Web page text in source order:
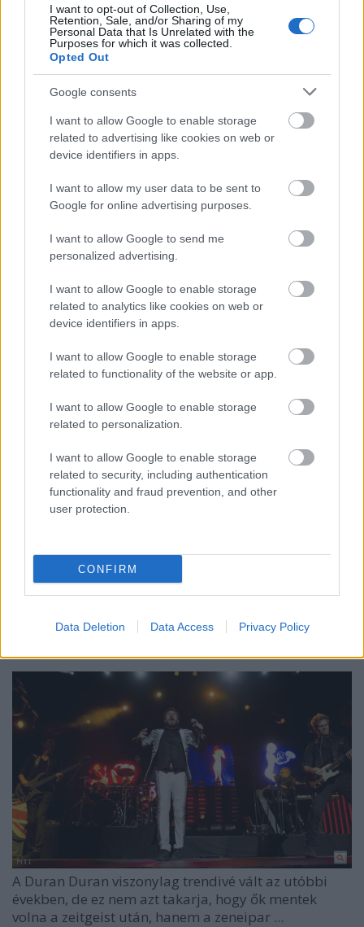
I want to opt-out of Collection, Use,
Retention, Sale, and/or Sharing of my
Personal Data that Is Unrelated with the
Purposes for which it was collected.
Opted Out
Google consents
I want to allow Google to enable storage
related to advertising like cookies on web or
device identifiers in apps.
I want to allow my user data to be sent to
Google for online advertising purposes.
I want to allow Google to send me
personalized advertising.
I want to allow Google to enable storage
related to analytics like cookies on web or
device identifiers in apps.
I want to allow Google to enable storage
related to functionality of the website or app.
I want to allow Google to enable storage
related to personalization.
I want to allow Google to enable storage
related to security, including authentication
functionality and fraud prevention, and other
user protection.
CONFIRM
Data Deletion Data Access Privacy Policy
Lesz új Tomahawk-album
Lángoló Gitárok
2000-ben alakult az eklektikus rockban utazó
Tomahawksupergroup, amelynek olyan tagjai
Így kell megöregedni - Duran Duran-
2012. június 29.
A Duran Duran viszonylag trendivé vált az utóbbi
években, de ez nem azt takarja, hogy ők mentek
volna a zeitgeist után, hanem a zeneipar ...